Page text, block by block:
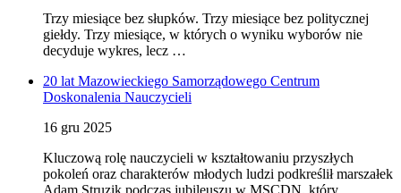
Trzy miesiące bez słupków. Trzy miesiące bez politycznej
giełdy. Trzy miesiące, w których o wyniku wyborów nie
decyduje wykres, lecz …
20 lat Mazowieckiego Samorządowego Centrum
Doskonalenia Nauczycieli
16 gru 2025
Kluczową rolę nauczycieli w kształtowaniu przyszłych
pokoleń oraz charakterów młodych ludzi podkreślił marszałek